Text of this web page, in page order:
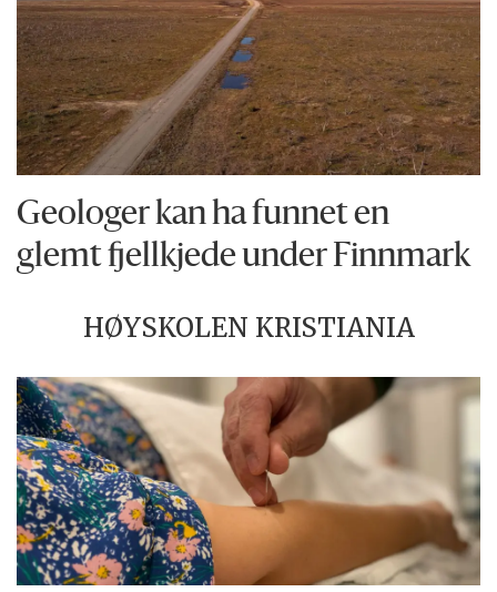
Geologer kan ha funnet en
glemt fjellkjede under Finnmark
HØYSKOLEN KRISTIANIA